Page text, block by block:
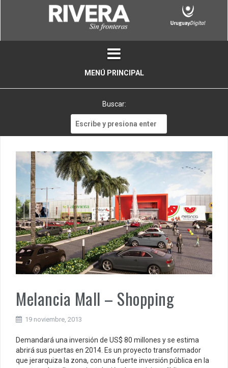
MENÚ PRINCIPAL
Buscar:
Melancia Mall – Shopping
19 noviembre, 2013
Demandará una inversión de US$ 80 millones y se estima
abrirá sus puertas en 2014. Es un proyecto transformador
que jerarquiza la zona, con una fuerte inversión pública en la